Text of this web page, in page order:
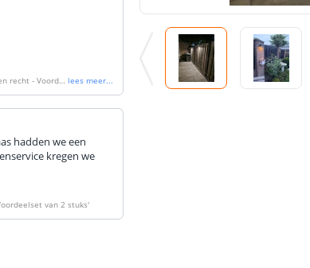
recht - Voorde lees meer...
hadden we een
kregen we
van 2 stuks'